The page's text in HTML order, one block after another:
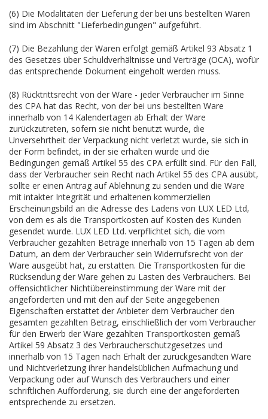
(6) Die Modalitäten der Lieferung der bei uns bestellten Waren
sind im Abschnitt "Lieferbedingungen" aufgeführt.
(7) Die Bezahlung der Waren erfolgt gemäß Artikel 93 Absatz 1
des Gesetzes über Schuldverhältnisse und Verträge (OCA), wofür
das entsprechende Dokument eingeholt werden muss.
(8) Rücktrittsrecht von der Ware - jeder Verbraucher im Sinne
des CPA hat das Recht, von der bei uns bestellten Ware
innerhalb von 14 Kalendertagen ab Erhalt der Ware
zurückzutreten, sofern sie nicht benutzt wurde, die
Unversehrtheit der Verpackung nicht verletzt wurde, sie sich in
der Form befindet, in der sie erhalten wurde und die
Bedingungen gemäß Artikel 55 des CPA erfüllt sind. Für den Fall,
dass der Verbraucher sein Recht nach Artikel 55 des CPA ausübt,
sollte er einen Antrag auf Ablehnung zu senden und die Ware
mit intakter Integrität und erhaltenen kommerziellen
Erscheinungsbild an die Adresse des Ladens von LUX LED Ltd,
von dem es als die Transportkosten auf Kosten des Kunden
gesendet wurde. LUX LED Ltd. verpflichtet sich, die vom
Verbraucher gezahlten Beträge innerhalb von 15 Tagen ab dem
Datum, an dem der Verbraucher sein Widerrufsrecht von der
Ware ausgeübt hat, zu erstatten. Die Transportkosten für die
Rücksendung der Ware gehen zu Lasten des Verbrauchers. Bei
offensichtlicher Nichtübereinstimmung der Ware mit der
angeforderten und mit den auf der Seite angegebenen
Eigenschaften erstattet der Anbieter dem Verbraucher den
gesamten gezahlten Betrag, einschließlich der vom Verbraucher
für den Erwerb der Ware gezahlten Transportkosten gemäß
Artikel 59 Absatz 3 des Verbraucherschutzgesetzes und
innerhalb von 15 Tagen nach Erhalt der zurückgesandten Ware
und Nichtverletzung ihrer handelsüblichen Aufmachung und
Verpackung oder auf Wunsch des Verbrauchers und einer
schriftlichen Aufforderung, sie durch eine der angeforderten
entsprechende zu ersetzen.